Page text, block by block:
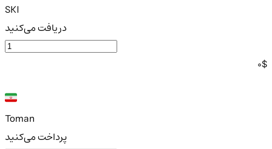
SKI
دریافت می‌کنید
0$
Toman
پرداخت می‌کنید